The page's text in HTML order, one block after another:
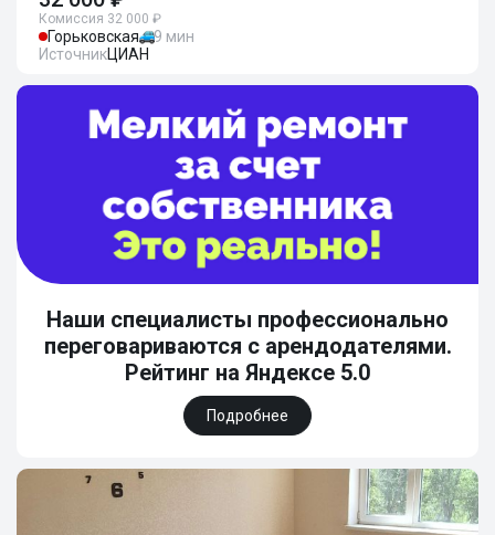
Комиссия 32 000 ₽
Горьковская
9 мин
ИсточникЦИАН
Наши специалисты профессионально
переговариваются с арендодателями.
Рейтинг на Яндексе 5.0
Подробнее